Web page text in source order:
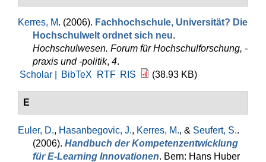
Kerres, M. (2006). Fachhochschule, Universität? Die
Hochschulwelt ordnet sich neu.
Hochschulwesen. Forum für Hochschulforschung, -
praxis und -politik, 4.
Scholar |
BibTeX RTF RIS (38.93 KB)
E
Euler, D., Hasanbegovic, J., Kerres, M., & Seufert, S..
(2006). Handbuch der Kompetenzentwicklung
für E-Learning Innovationen. Bern: Hans Huber